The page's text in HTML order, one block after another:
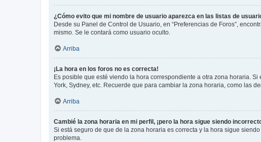
¿Cómo evito que mi nombre de usuario aparezca en las listas de
Desde su Panel de Control de Usuario, en “Preferencias de Foros”,
mismo. Se le contará como usuario oculto.
Arriba
¡La hora en los foros no es correcta!
Es posible que esté viendo la hora correspondiente a otra zona horaria.
York, Sydney, etc. Recuerde que para cambiar la zona horaria, como las
Arriba
Cambié la zona horaria en mi perfil, ¡pero la hora sigue siendo
Si está seguro de que de la zona horaria es correcta y la hora sigue
problema.